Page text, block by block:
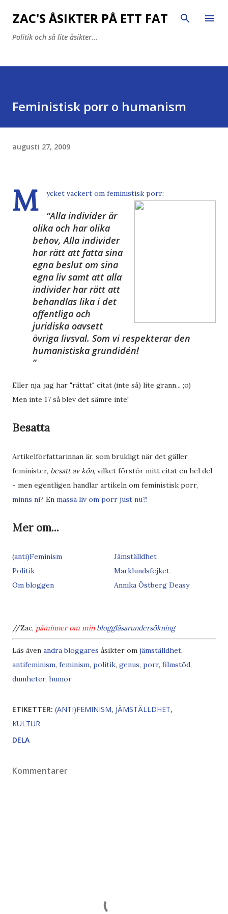
Fortsätt till huvudinnehåll
ZAC'S ÅSIKTER PÅ ETT FAT
Politik och så lite åsikter...
Feministisk porr o humanism
augusti 27, 2009
M ycket vackert om feministisk porr:
Alla individerär
olika och har olika
behov, Alla individer
har rätt att fatta sina
egna beslut om sina
egna liv samt att alla
individerhar rätt att
behandlas lika i det
offentliga och
juridiska oavsett
övriga livsval. Som vi respekterar den
humanistiska grundidén!
Eller nja, jag har "rättat" citat (inte så) lite grann... ;o)
Men inte 17 så blev det sämre inte!
Besatta
Artikelförfattarinnan är, som brukligt när det gäller
feminister, besatt av kön, vilket förstör mitt citat en hel del
- men egentligen handlar artikeln om feministisk porr,
minns ni? En massa liv om porr just nu?!
Mer om...
(anti)Feminism
Jämställdhet
Politik
Marklundsfejket
Om bloggen
Annika Östberg Deasy
//Zac, påminner om min bloggläsarundersökning
Läs även andra bloggares åsikter om jämställdhet,
antifeminism, feminism, politik, genus, porr, filmstöd,
dumheter, humor
ETIKETTER: (ANTI)FEMINISM JÄMSTÄLLDHET
KULTUR
DELA
Kommentarer